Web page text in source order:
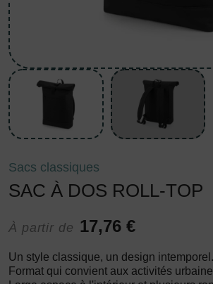
Sacs classiques
SAC À DOS ROLL-TOP
À partir de 17,76 €
Un style classique, un design intemporel.
Format qui convient aux activités